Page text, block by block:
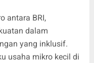
antara BRI,
dalam
yang inklusif.
usaha mikro kecil di